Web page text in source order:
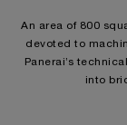
An area of 800
devoted to
Panerai’s
into